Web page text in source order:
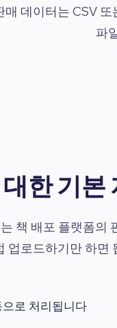
매 데이터는 CSV
파
한 기본
책 배포 플랫폼의
업로드하기만 하면
로 처리됩니다